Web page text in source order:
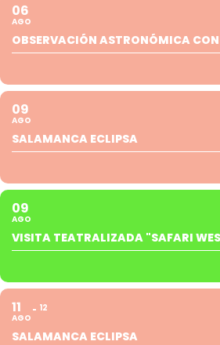
06
AGO
OBSERVACIÓN ASTRONÓMICA CON
09
AGO
SALAMANCA ECLIPSA
09
AGO
VISITA TEATRALIZADA "SAFARI
11
AGO
12
SALAMANCA ECLIPSA